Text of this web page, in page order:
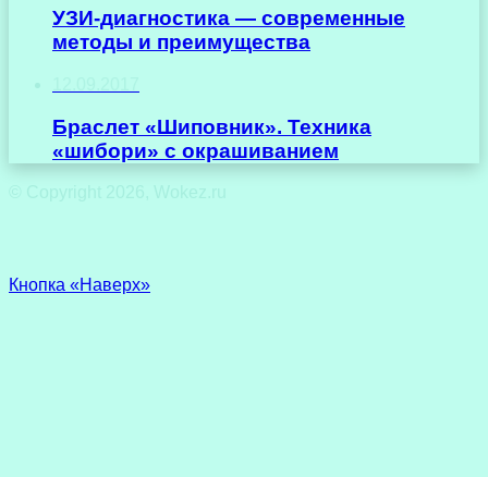
УЗИ-диагностика — современные
методы и преимущества
Браслет «Шиповник». Техника
«шибори» с окрашиванием
© Copyright 2026, Wokez.ru
Кнопка «Наверх»